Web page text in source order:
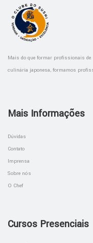
Mais do que formar profissionais de
culinária japonesa, formamos
Mais Informações
Dúvidas
Contato
Imprensa
Sobre nós
O Chef
Cursos Presenciais